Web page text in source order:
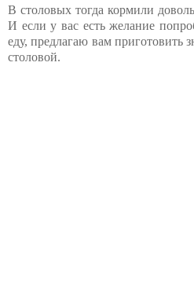
В столовых тогда кормили
И если у вас есть желание
еду, предлагаю вам приготовить
столовой.